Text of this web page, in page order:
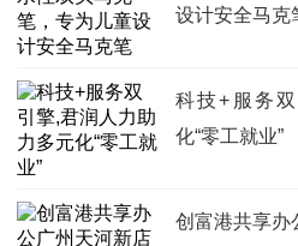
设计安全马克
科技+服务
化“零工就业”
创富港共享办